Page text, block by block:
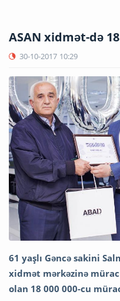
ASAN xidmət-də
30-10-2017 10:29
61 yaşlı Gəncə sakini
xidmət mərkəzinə
olan 18 000 000-cu